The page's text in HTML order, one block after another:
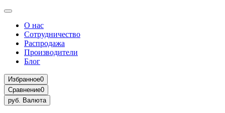
О нас
Сотрудничество
Распродажа
Производители
Блог
Избранное0
Сравнение0
руб. Валюта